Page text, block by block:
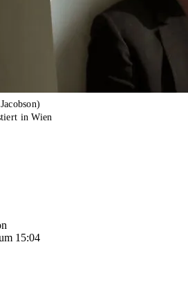
in Wien
15:04